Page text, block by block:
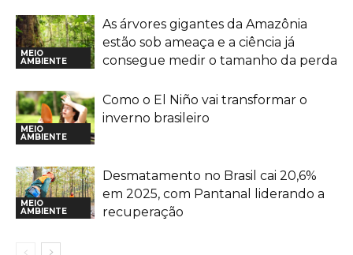
MEIO
AMBIENTE
As árvores gigantes da Amazônia
estão sob ameaça e a ciência já
consegue medir o tamanho da perda
MEIO
AMBIENTE
Como o El Niño vai transformar o
inverno brasileiro
MEIO
AMBIENTE
Desmatamento no Brasil cai 20,6%
em 2025, com Pantanal liderando a
recuperação